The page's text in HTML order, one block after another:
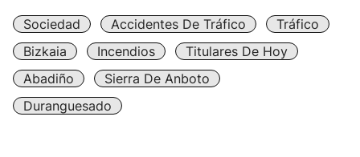
Sociedad Accidentes De Tráfico
Tráfico
Bizkaia
Incendios
Titulares De Hoy
Abadiño
Sierra De Anboto
Duranguesado